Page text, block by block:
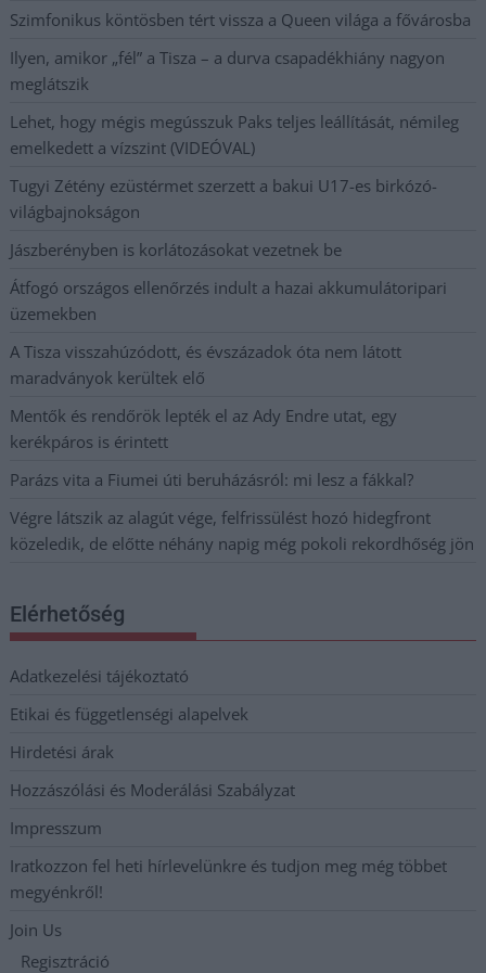
Szimfonikus köntösben tért vissza a Queen világa a fővárosba
Ilyen, amikor „fél” a Tisza – a durva csapadékhiány nagyon
meglátszik
Lehet, hogy mégis megússzuk Paks teljes leállítását, némileg
emelkedett a vízszint (VIDEÓVAL)
Tugyi Zétény ezüstérmet szerzett a bakui U17-es birkózó-
világbajnokságon
Jászberényben is korlátozásokat vezetnek be
Átfogó országos ellenőrzés indult a hazai akkumulátoripari
üzemekben
A Tisza visszahúzódott, és évszázadok óta nem látott
maradványok kerültek elő
Mentők és rendőrök lepték el az Ady Endre utat, egy
kerékpáros is érintett
Parázs vita a Fiumei úti beruházásról: mi lesz a fákkal?
Végre látszik az alagút vége, felfrissülést hozó hidegfront
közeledik, de előtte néhány napig még pokoli rekordhőség jön
Elérhetőség
Adatkezelési tájékoztató
Etikai és függetlenségi alapelvek
Hirdetési árak
Hozzászólási és Moderálási Szabályzat
Impresszum
Iratkozzon fel heti hírlevelünkre és tudjon meg még többet
megyénkről!
Join Us
Regisztráció